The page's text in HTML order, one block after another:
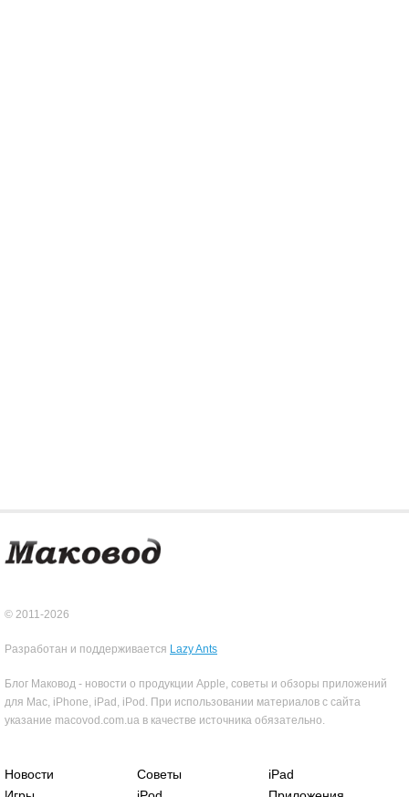
© 2011-2026
Разработан и поддерживается Lazy Ants
Блог Маковод - новости о продукции Apple, советы и обзоры приложений
для Mac, iPhone, iPad, iPod. При использовании материалов с сайта
указание macovod.com.ua в качестве источника обязательно.
Новости Советы
iPad